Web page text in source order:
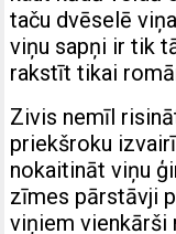
taču dvēselē
viņu sapņi ir tik
rakstīt tikai
Zivis nemīl
priekšroku
nokaitināt viņu
zīmes pārstāvji
viņiem vienkārši